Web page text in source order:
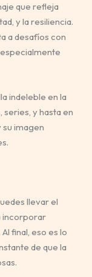
que refleja
y la resiliencia.
a desafíos con
indeleble en la
y hasta en
su imagen
llevar el
incorporar
final, eso es lo
de que la